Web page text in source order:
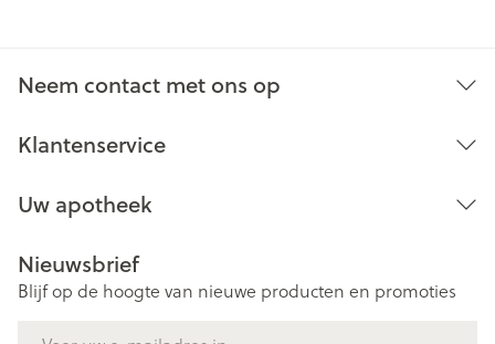
Neem contact met ons op
Klantenservice
Uw apotheek
Nieuwsbrief
Blijf op de hoogte van nieuwe producten en promoties